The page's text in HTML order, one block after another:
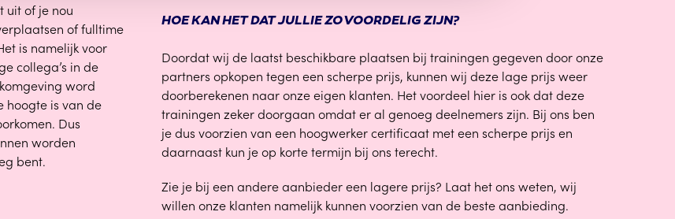
uit of je nou
of fulltime
is namelijk voor
collega’s in de
word
hoogte is van de
Dus
worden
bent.
HOE KAN HET DAT JULLIE ZO VOORDELIG ZIJN?
Doordat wij de laatst beschikbare plaatsen bij trainingen gegeven door onze
partners opkopen tegen een scherpe prijs, kunnen wij deze lage prijs weer
doorberekenen naar onze eigen klanten. Het voordeel hier is ook dat deze
trainingen zeker doorgaan omdat er al genoeg deelnemers zijn. Bij ons ben
je dus voorzien van een hoogwerker certificaat met een scherpe prijs en
daarnaast kun je op korte termijn bij ons terecht.
Zie je bij een andere aanbieder een lagere prijs? Laat het ons weten, wij
willen onze klanten namelijk kunnen voorzien van de beste aanbieding.